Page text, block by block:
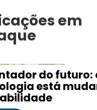
em
do futuro:
está